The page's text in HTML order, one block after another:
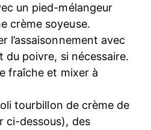
un pied-mélangeur
crème soyeuse.
l’assaisonnement avec
du poivre, si nécessaire.
fraîche et mixer à
tourbillon de crème de
ci-dessous), des